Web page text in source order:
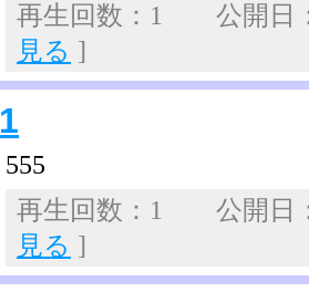
再生回数：1 公開
見る ]
1
555
再生回数：1 公開
見る ]